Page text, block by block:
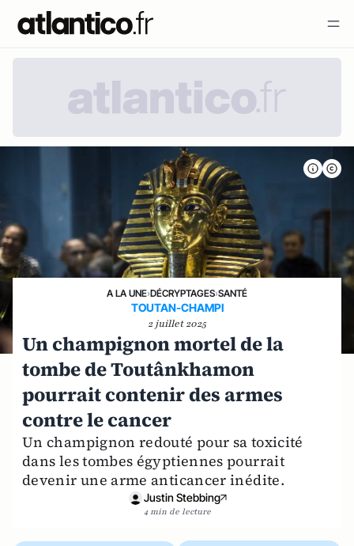
A LA UNE›DÉCRYPTAGES›SANTÉ
TOUTAN-CHAMPI
2 juillet 2025
Un champignon mortel de la
tombe de Toutânkhamon
pourrait contenir des armes
contre le cancer
Un champignon redouté pour sa toxicité
dans les tombes égyptiennes pourrait
devenir une arme anticancer inédite.
Justin Stebbing
4 min de lecture